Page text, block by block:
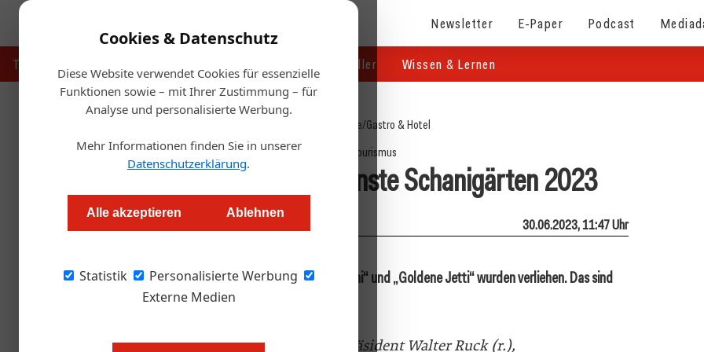
Cookies & Datenschutz
Diese Website verwendet Cookies für essenzielle
Funktionen sowie – mit Ihrer Zustimmung – für
Analyse und personalisierte Werbung.
Mehr Informationen finden Sie in unserer
Datenschutzerklärung.
Alle akzeptieren Ablehnen
Statistik
Personalisierte Werbung
Externe Medien
Newsletter E-Paper Podcast
Touristik Handel & Hersteller Wissen & Lernen
Startseite/Gastro & Hotel
Tourismus
Das sind Wiens schönste Schanigärten 2023
Alexander Grübling 30.06.2023, 11:47 Uhr
Der WK-Wien-Branchenpreise „Goldener Schani“ und „Goldene Jetti“ wurden verliehen. Das sind
die Gewinner.
Bild oben: Gemeinsam mit WKW-Präsident Walter Ruck (r.),